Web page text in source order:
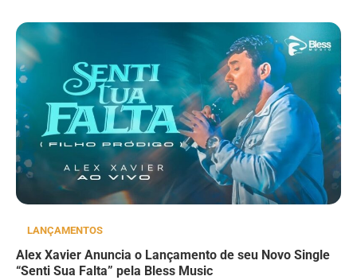
LANÇAMENTOS
Alex Xavier Anuncia o Lançamento de seu Novo Single
“Senti Sua Falta” pela Bless Music